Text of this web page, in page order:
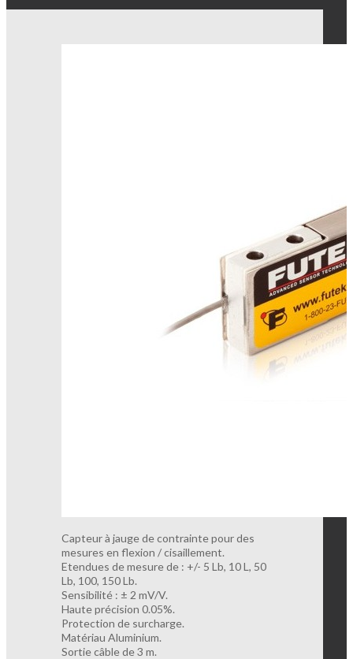
Capteur à jauge de contrainte pour des
mesures en flexion / cisaillement.
Etendues de mesure de : +/- 5 Lb, 10 L, 50
Lb, 100, 150 Lb.
Sensibilité : ± 2 mV/V.
Haute précision 0.05%.
Protection de surcharge.
Matériau Aluminium.
Sortie câble de 3 m.